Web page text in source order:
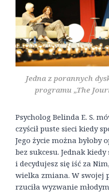
Jedna z porannych
programu „The
Psycholog Belinda E. S.
czyścił puste sieci kiedy
Jego życie można byłoby
bez sukcesu. Jednak kiedy
i decydujesz się iść za
wielka zmiana. W swojej
rzuciła wyzwanie